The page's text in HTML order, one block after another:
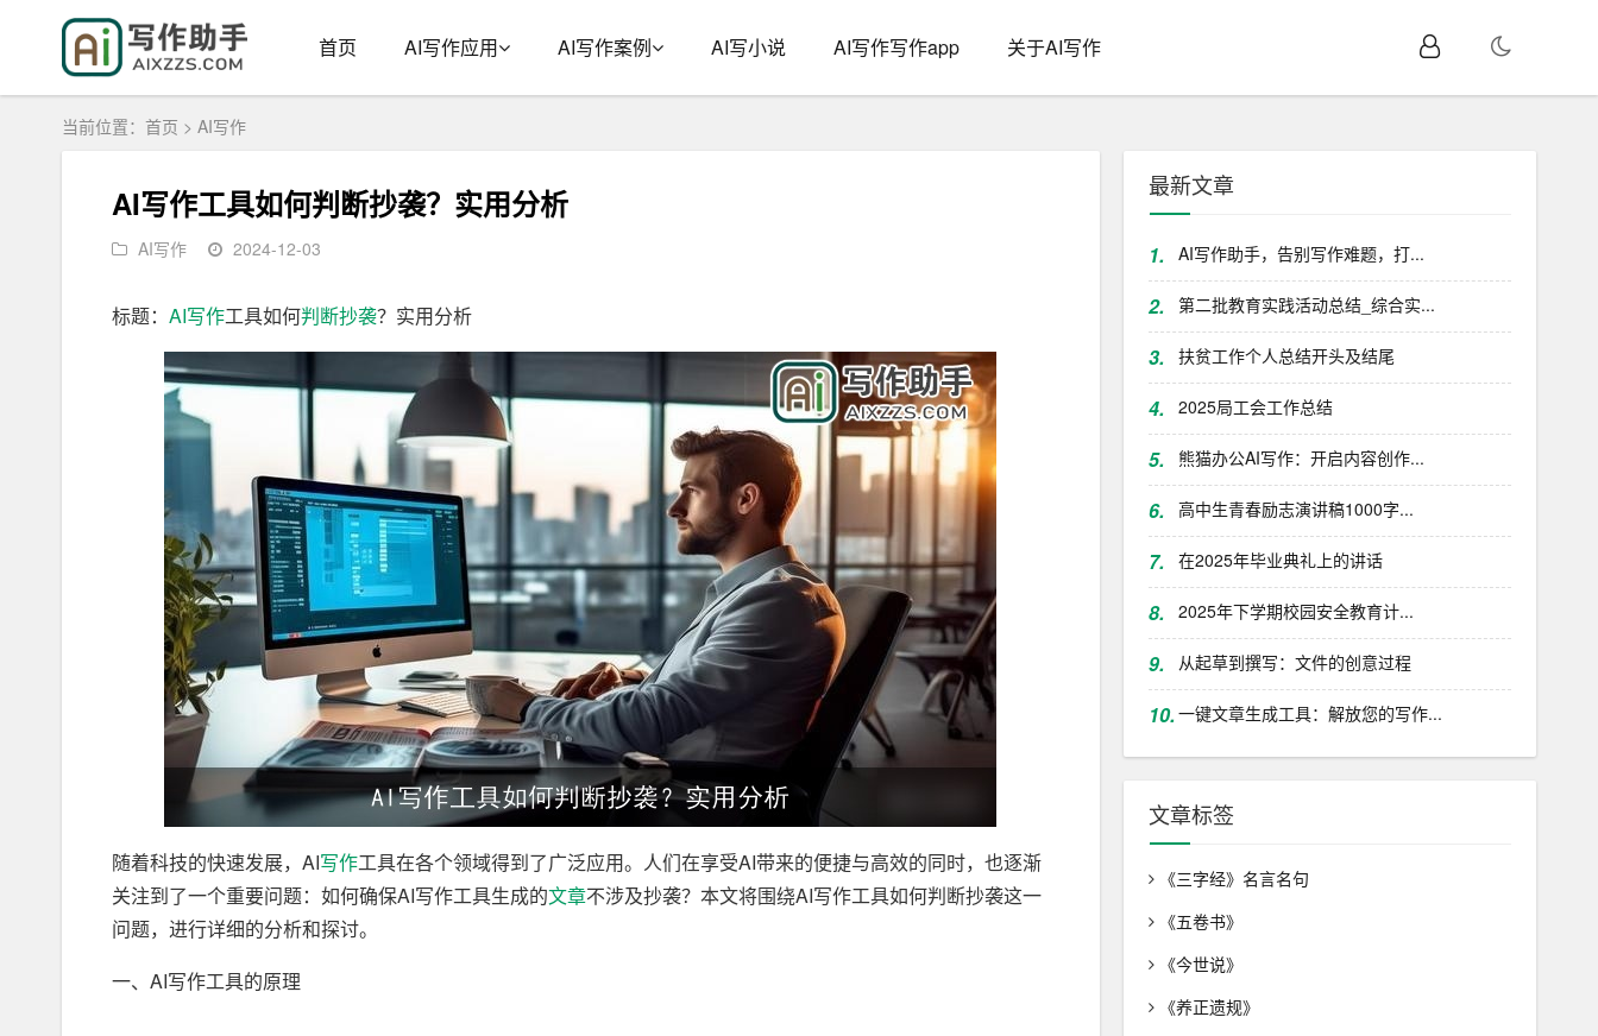
首页 AI写作应用 AI写作案例 AI写小说 AI写作写作app 关于AI写作
当前位置： 首页 > AI写作
AI写作工具如何判断抄袭？实用分析
AI写作 2024-12-03
标题： AI写作工具如何判断抄袭？实用分析
随着科技的快速发展，AI写作工具在各个领域得到了广泛应用。人们在享受AI带来的便捷与高效的同时，也逐渐
关注到了一个重要问题：如何确保AI写作工具生成的文章不涉及抄袭？本文将围绕AI写作工具如何判断抄袭这一
问题，进行详细的分析和探讨。
一、AI写作工具的原理
最新文章
1. AI写作助手，告别写作难题，打...
2. 第二批教育实践活动总结_综合实...
3. 扶贫工作个人总结开头及结尾
4. 2025局工会工作总结
5. 熊猫办公AI写作：开启内容创作...
6. 高中生青春励志演讲稿1000字...
7. 在2025年毕业典礼上的讲话
8. 2025年下学期校园安全教育计...
9. 从起草到撰写：文件的创意过程
10.一键文章生成工具：解放您的写作...
文章标签
《三字经》名言名句
《五卷书》
《今世说》
《养正遗规》